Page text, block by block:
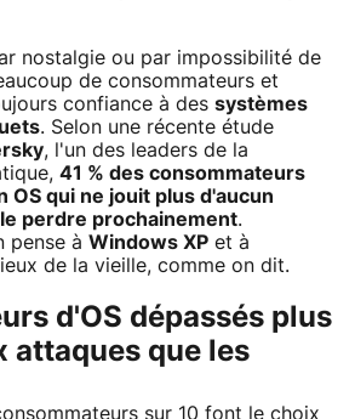
nostalgie ou par impossibilité de
de consommateurs et
confiance à des systèmes
. Selon une récente étude
, l'un des leaders de la
41 % des consommateurs
OS qui ne jouit plus d'aucun
perdre prochainement.
pense à Windows XP et à
de la vieille, comme on dit.
d'OS dépassés plus
attaques que les
sur 10 font le choix